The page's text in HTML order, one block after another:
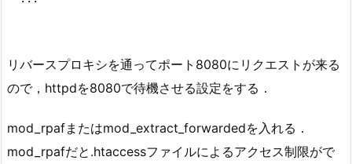
リバースプロキシを通ってポート8080にリクエストが来る
ので，httpdを8080で待機させる設定をする．
mod_rpafまたはmod_extract_forwardedを入れる．
mod_rpafだと.htaccessファイルによるアクセス制限がで